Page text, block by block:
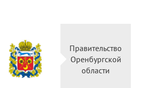
Министерство
культуры
Российской
федерации